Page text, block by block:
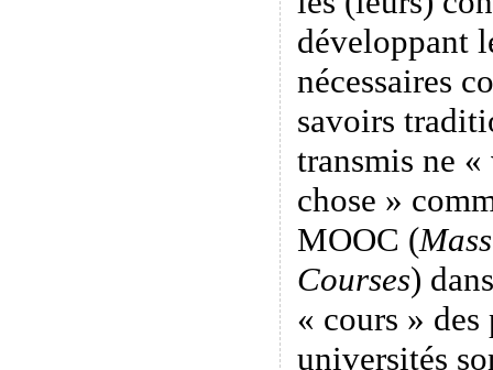
développant
nécessaires
savoirs
transmis ne
chose »
MOOC (
Courses)
« cours » des
universités